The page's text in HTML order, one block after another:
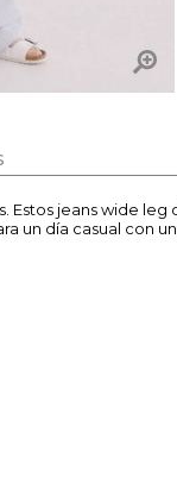
Estos jeans wide
un día casual con